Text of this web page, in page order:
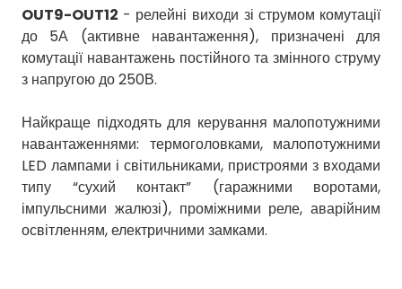
OUT9-OUT12 - релейні виходи зі струмом комутації
до 5А (активне навантаження), призначені для
комутації навантажень постійного та змінного струму
з напругою до 250В.
Найкраще підходять для керування малопотужними
навантаженнями: термоголовками, малопотужними
LED лампами і світильниками, пристроями з входами
типу “сухий контакт” (гаражними воротами,
імпульсними жалюзі), проміжними реле, аварійним
освітленням, електричними замками.